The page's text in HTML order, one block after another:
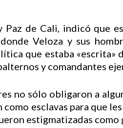
Paz de Cali, indicó que
Veloza y sus
que estaba «escrita»
y comandantes
no sólo obligaron a
esclavas para que
estigmatizadas